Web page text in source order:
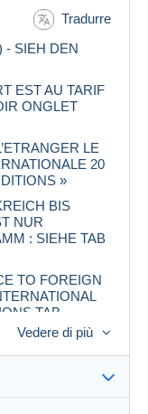
Tradurre
- SIEH DEN
EST AU TARIF
ONGLET
LE
20
»
BIS
NUR
: SIEHE TAB
TO FOREIGN
TAB
» -
TAB
Vedere di più